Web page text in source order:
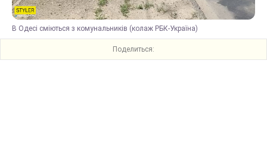
В Одесі сміються з комунальників (колаж РБК-Україна)
Поделиться: